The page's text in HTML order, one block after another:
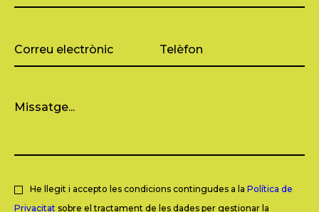
He llegit i accepto les condicions contingudes a la Política de
Privacitat sobre el tractament de les dades per gestionar la